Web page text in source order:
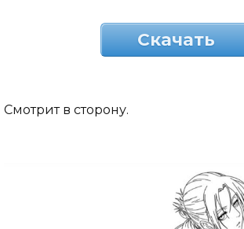
Скачать
Смотрит в сторону.